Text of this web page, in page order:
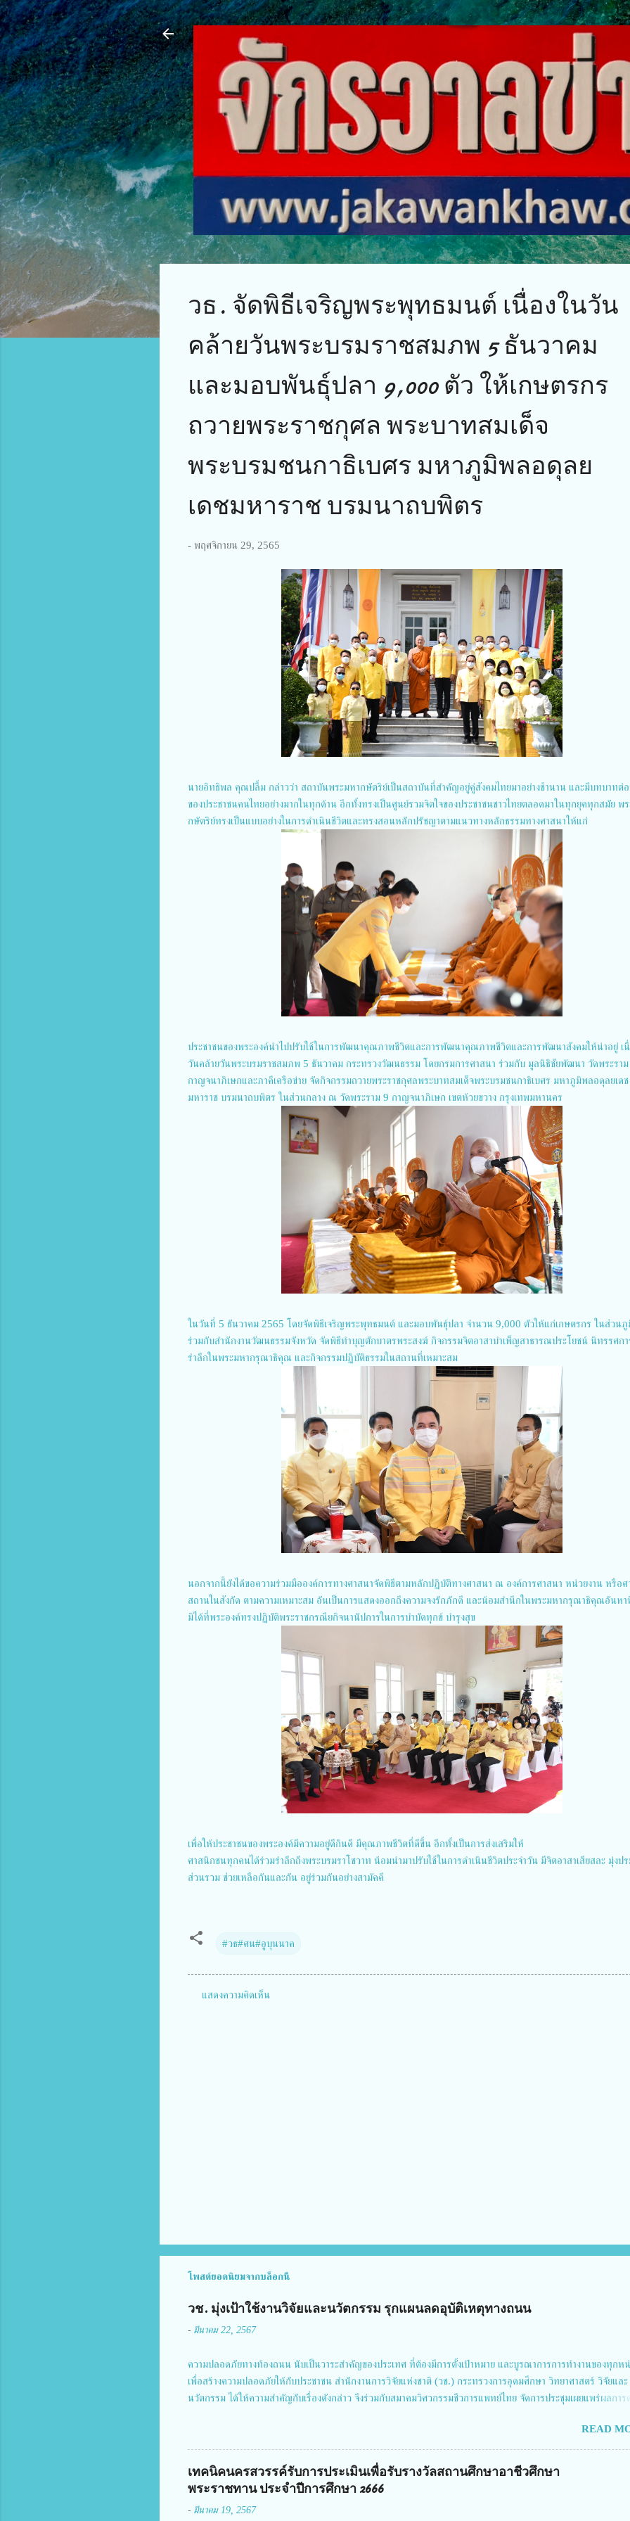
ข้ามไปที่เนื้อหาหลัก
วธ. จัดพิธีเจริญพระพุทธมนต์ เนื่องในวัน
คล้ายวันพระบรมราชสมภพ 5 ธันวาคม
และมอบพันธุ์ปลา 9,000 ตัว ให้เกษตรกร
ถวายพระราชกุศล พระบาทสมเด็จ
พระบรมชนกาธิเบศร มหาภูมิพลอดุลย
เดชมหาราช บรมนาถบพิตร
- พฤศจิกายน 29, 2565
นายอิทธิพล คุณปลื้ม กล่าวว่า สถาบันพระมหากษัตริย์เป็นสถาบันที่สำคัญอยู่คู่สังคมไทยมาอย่างช้านาน และมีบทบาทต่
ของประชาชนคนไทยอย่างมากในทุกด้าน อีกทั้งทรงเป็นศูนย์รวมจิตใจของประชาชนชาวไทยตลอดมาในทุกยุคทุกสมัย พ
กษัตริย์ทรงเป็นแบบอย่างในการดำเนินชีวิตและทรงสอนหลักปรัชญาตามแนวทางหลักธรรมทางศาสนาให้แก่
ประชาชนของพระองค์นำไปปรับใช้ในการพัฒนาคุณภาพชีวิตและการพัฒนาคุณภาพชีวิตและการพัฒนาสังคมให้น่าอยู่ เ
วันคล้ายวันพระบรมราชสมภพ 5 ธันวาคม กระทรวงวัฒนธรรม โดยกรมการศาสนา ร่วมกับ มูลนิธิชัยพัฒนา วัดพระรา
กาญจนาภิเษกและภาคีเครือข่าย จัดกิจกรรมถวายพระราชกุศลพระบาทสมเด็จพระบรมชนกาธิเบศร มหาภูมิพลอดุลยเดช
มหาราช บรมนาถบพิตร ในส่วนกลาง ณ วัดพระราม 9 กาญจนาภิเษก เขตห้วยขวาง กรุงเทพมหานคร
ในวันที่ 5 ธันวาคม 2565 โดยจัดพิธีเจริญพระพุทธมนต์ และมอบพันธุ์ปลา จำนวน 9,000 ตัวให้แก่เกษตรกร ในส่วนภู
ร่วมกับสำนักงานวัฒนธรรมจังหวัด จัดพิธีทำบุญตักบาตรพระสงฆ์ กิจกรรมจิตอาสาบำเพ็ญสาธารณประโยชน์ นิทรรศก
รำลึกในพระมหากรุณาธิคุณ และกิจกรรมปฏิบัติธรรมในสถานที่เหมาะสม
นอกจากนี้ยังได้ขอความร่วมมือองค์การทางศาสนาจัดพิธีตามหลักปฏิบัติทางศาสนา ณ องค์การศาสนา หน่วยงาน หรือ
สถานในสังกัด ตามความเหมาะสม อันเป็นการแสดงออกถึงความจงรักภักดี และน้อมสำนึกในพระมหากรุณาธิคุณอันห
มิได้ที่พระองค์ทรงปฏิบัติพระราชกรณียกิจนานัปการในการบำบัดทุกข์ บำรุงสุข
เพื่อให้ประชาชนของพระองค์มีความอยู่ดีกินดี มีคุณภาพชีวิตที่ดีขึ้น อีกทั้งเป็นการส่งเสริมให้
ศาสนิกชนทุกคนได้ร่วมรำลึกถึงพระบรมราโชวาท น้อมนำมาปรับใช้ในการดำเนินชีวิตประจำวัน มีจิตอาสาเสียสละ มุ่งป
ส่วนรวม ช่วยเหลือกันและกัน อยู่ร่วมกันอย่างสามัคคี
#วธ#ศน#อูบุนนาค
แสดงความคิดเห็น
โพสต์ยอดนิยมจากบล็อกนี้
วช. มุ่งเป้าใช้งานวิจัยและนวัตกรรม รุกแผนลดอุบัติเหตุทางถนน
- มีนาคม 22, 2567
ความปลอดภัยทางท้องถนน นับเป็นวาระสำคัญของประเทศ ที่ต้องมีการตั้งเป้าหมาย และบูรณาการการทำงานของทุกห
เพื่อสร้างความปลอดภัยให้กับประชาชน สำนักงานการวิจัยแห่งชาติ (วช.) กระทรวงการอุดมศึกษา วิทยาศาสตร์ วิจัยและ
นวัตกรรม ได้ให้ความสำคัญกับเรื่องดังกล่าว จึงร่วมกับสมาคมวิศวกรรมชีวการแพทย์ไทย จัดการประชุมเผยแพร่ผลการ
แม่บทฉบับที่ 5 ในวันที่ 22 มีนาคม 2567 โดยมี ดร.วิภารัตน์ ดีอ่อง ผู้อำนวยการสำนักงานการวิจัยแห่งชาติ เป็นประธ
พิธีเปิดพร้อมให้นโยบายการผลักดันงานวิจัยเพื่อความปลอดภัยทางถนน และนายแพทย์ชาญวิทย์ ทระเทพ หัวหน้าโครง
จัยฯ กล่าวรายงาน ซึ่งการประชุมในครั้งนี้ นางสาวสตตกมล เกียรติพานิช ผู้อำนวยการกองบริหารทุนวิจัยและนวัตกรรม 2
มอบหมายให้เข้าร่วมการประชุม ณ Grand Richmond Stylish Convention Hotel จังหวัดนนทบุรี ดร.วิภารัตน์ ดีอ่อ
สำคัญของกา...
READ
เทคนิคนครสวรรค์รับการประเมินเพื่อรับรางวัลสถานศึกษาอาชีวศึกษา
พระราชทาน ประจำปีการศึกษา 2666
- มีนาคม 19, 2567